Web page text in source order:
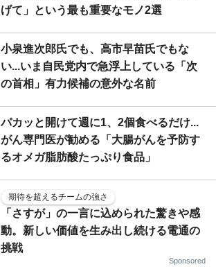
げて」という最も重要なモノ2選
小泉進次郎氏でも、高市早苗氏でもな
い...いま自民党内で急浮上している「次
の首相」有力候補の意外な名前
パカッと開けて週に1、2個食べるだけ...
がん専門医が勧める「大腸がんを予防す
るオメガ脂肪酸たっぷり食品」
期待を超えるチームの強さ
「さすが」の一言に込められた驚きや感
動。新しい価値を生み出し続ける電通の
挑戦
Sponsored